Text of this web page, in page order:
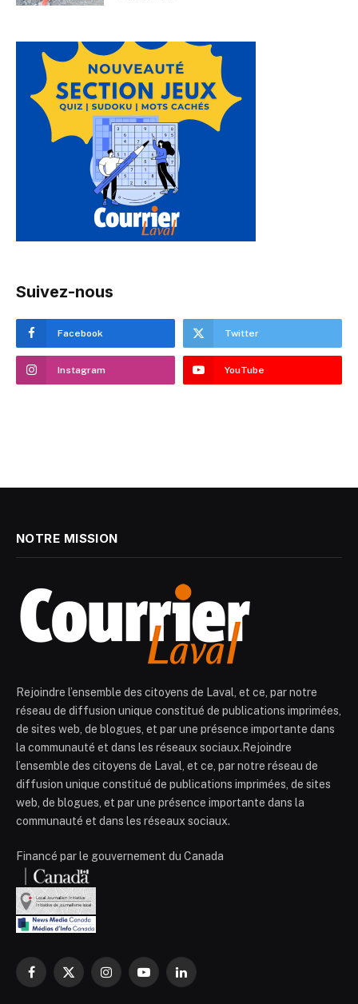
Suivez-nous
Facebook Twitter
Instagram YouTube
NOTRE MISSION
Rejoindre l’ensemble des citoyens de Laval, et ce, par notre
réseau de diffusion unique constitué de publications imprimées,
de sites web, de blogues, et par une présence importante dans
la communauté et dans les réseaux sociaux.Rejoindre
l’ensemble des citoyens de Laval, et ce, par notre réseau de
diffusion unique constitué de publications imprimées, de sites
web, de blogues, et par une présence importante dans la
communauté et dans les réseaux sociaux.
Financé par le gouvernement du Canada
Facebook
X
InstagramYouTubeLinkedIn